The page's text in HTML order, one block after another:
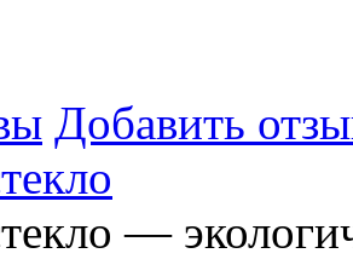
Добавить
—